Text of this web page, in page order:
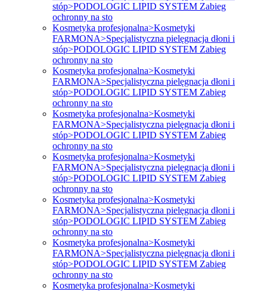
stóp>PODOLOGIC LIPID SYSTEM Zabieg
ochronny na sto
Kosmetyka profesjonalna>Kosmetyki
FARMONA>Specjalistyczna pielęgnacja dłoni i
stóp>PODOLOGIC LIPID SYSTEM Zabieg
ochronny na sto
Kosmetyka profesjonalna>Kosmetyki
FARMONA>Specjalistyczna pielęgnacja dłoni i
stóp>PODOLOGIC LIPID SYSTEM Zabieg
ochronny na sto
Kosmetyka profesjonalna>Kosmetyki
FARMONA>Specjalistyczna pielęgnacja dłoni i
stóp>PODOLOGIC LIPID SYSTEM Zabieg
ochronny na sto
Kosmetyka profesjonalna>Kosmetyki
FARMONA>Specjalistyczna pielęgnacja dłoni i
stóp>PODOLOGIC LIPID SYSTEM Zabieg
ochronny na sto
Kosmetyka profesjonalna>Kosmetyki
FARMONA>Specjalistyczna pielęgnacja dłoni i
stóp>PODOLOGIC LIPID SYSTEM Zabieg
ochronny na sto
Kosmetyka profesjonalna>Kosmetyki
FARMONA>Specjalistyczna pielęgnacja dłoni i
stóp>PODOLOGIC LIPID SYSTEM Zabieg
ochronny na sto
Kosmetyka profesjonalna>Kosmetyki